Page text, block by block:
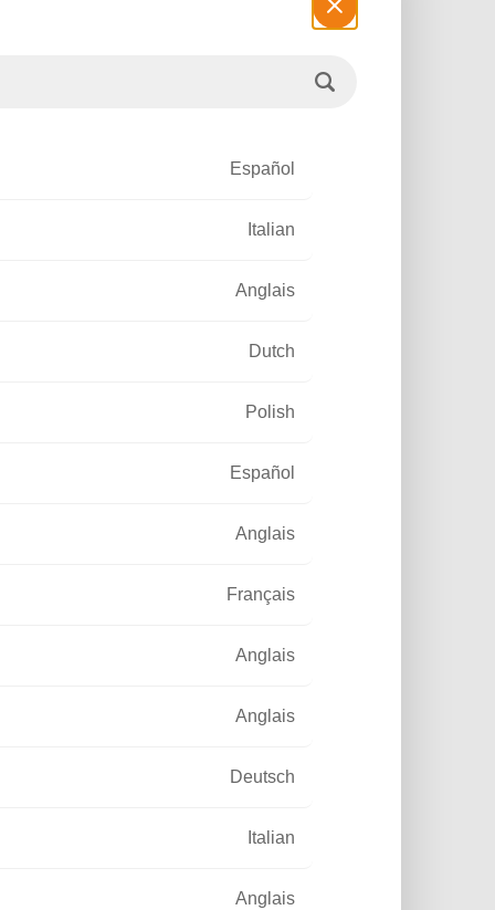
municipalités font face à un défi complexe :
solaires de Mayotte
on vous emmène dans l’Océan
Español
Italian
Anglais
Dutch
Polish
Español
Anglais
Français
Anglais
Anglais
Deutsch
Italian
Anglais